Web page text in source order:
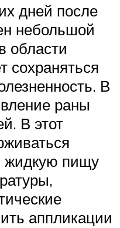
дней после
небольшой
области
сохраняться
В
раны
В этот
жидкую пищу
аппликации